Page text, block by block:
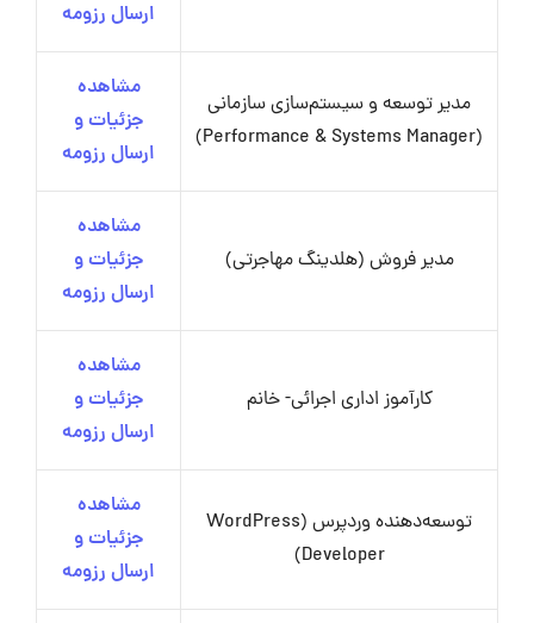
ارسال رزومه
مدیر توسعه و سیستم‌سازی سازمانی
(Performance & Systems Manager)
مشاهده
جزئیات و
ارسال رزومه
مدیر فروش (هلدینگ مهاجرتی)
مشاهده
جزئیات و
ارسال رزومه
کارآموز اداری اجرائی- خانم
مشاهده
جزئیات و
ارسال رزومه
توسعه‌دهنده وردپرس (WordPress
Developer)
مشاهده
جزئیات و
ارسال رزومه